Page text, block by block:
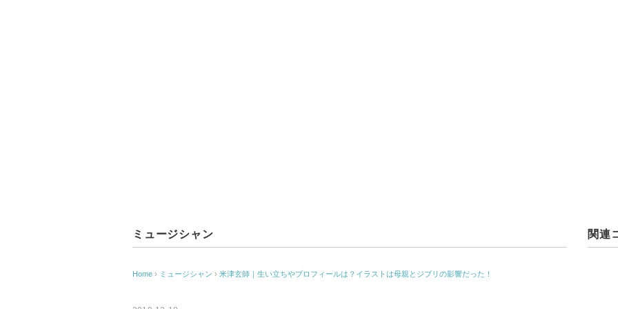
ミュージシャン
Home › ミュージシャン › 米津玄師｜生い立ちやプロフィールは？イラストは母親とジブリの影響だった！
関連